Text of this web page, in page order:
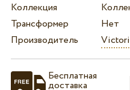
Коллекция
Трансформер
Нет
Производитель
Бесплатная
доставка